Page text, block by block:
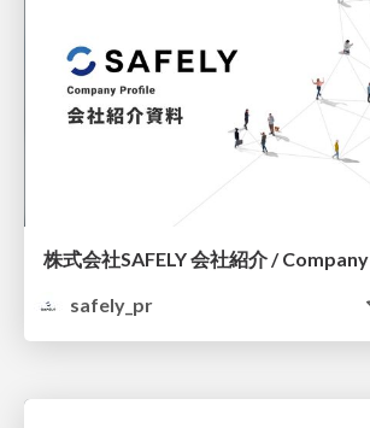
株式会社SAFELY 会社紹介 / Company
safely_pr